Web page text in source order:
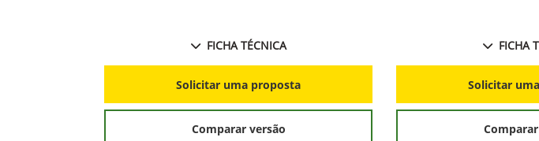
FICHA TÉCNICA
Solicitar uma proposta
Comparar versão
FICHA
Solicitar